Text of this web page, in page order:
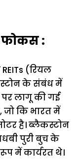
फोकस :
(रियल
के संबंध में
पर लागू की गई
जो कि भारत में
है। ब्लैकस्टोन
पुरी बुच के
में कार्यरत थे।